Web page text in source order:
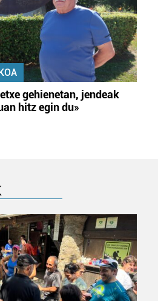
gehienetan, jendeak
hitz egin du»